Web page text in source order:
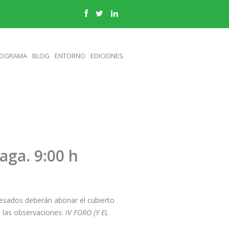
BLOG ENTORNO EDICIONES
9:00 h
deberán abonar el cubierto
observaciones: IV FORO (Y EL